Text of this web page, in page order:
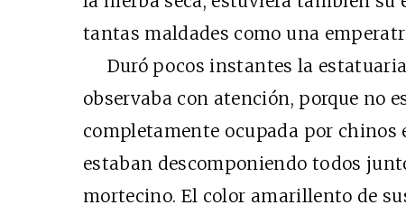
tantas maldades como una
Duró pocos instantes la
observaba con atención, porque no
completamente ocupada por chinos
estaban descomponiendo todos
mortecino. El color amarillento de